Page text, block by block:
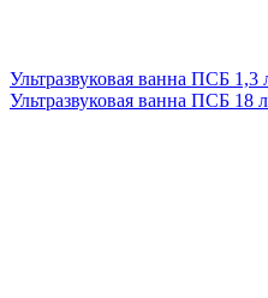
Ультразвуковая ванна ПСБ 1,3
Ультразвуковая ванна ПСБ 18